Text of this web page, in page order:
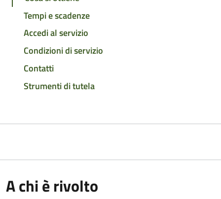
Tempi e scadenze
Accedi al servizio
Condizioni di servizio
Contatti
Strumenti di tutela
A chi è rivolto